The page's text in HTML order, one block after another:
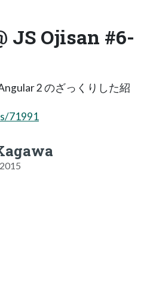
JS Ojisan #6-
2 のざっくりした紹
71991